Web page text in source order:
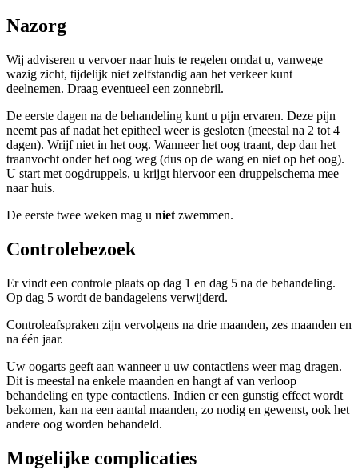
Nazorg
Wij adviseren u vervoer naar huis te regelen omdat u, vanwege
wazig zicht, tijdelijk niet zelfstandig aan het verkeer kunt
deelnemen. Draag eventueel een zonnebril.
De eerste dagen na de behandeling kunt u pijn ervaren. Deze pijn
neemt pas af nadat het epitheel weer is gesloten (meestal na 2 tot 4
dagen). Wrijf niet in het oog. Wanneer het oog traant, dep dan het
traanvocht onder het oog weg (dus op de wang en niet op het oog).
U start met oogdruppels, u krijgt hiervoor een druppelschema mee
naar huis.
De eerste twee weken mag u niet zwemmen.
Controlebezoek
Er vindt een controle plaats op dag 1 en dag 5 na de behandeling.
Op dag 5 wordt de bandagelens verwijderd.
Controleafspraken zijn vervolgens na drie maanden, zes maanden en
na één jaar.
Uw oogarts geeft aan wanneer u uw contactlens weer mag dragen.
Dit is meestal na enkele maanden en hangt af van verloop
behandeling en type contactlens. Indien er een gunstig effect wordt
bekomen, kan na een aantal maanden, zo nodig en gewenst, ook het
andere oog worden behandeld.
Mogelijke complicaties